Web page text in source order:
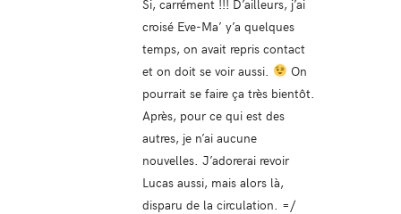
croisé Eve-Ma’ y’a quelques
temps, on avait repris contact
et on doit se voir aussi.
On
pourrait se faire ça très bientôt.
Après, pour ce qui est des
autres, je n’ai aucune
nouvelles. J’adorerai revoir
Lucas aussi, mais alors là,
disparu de la circulation. =/